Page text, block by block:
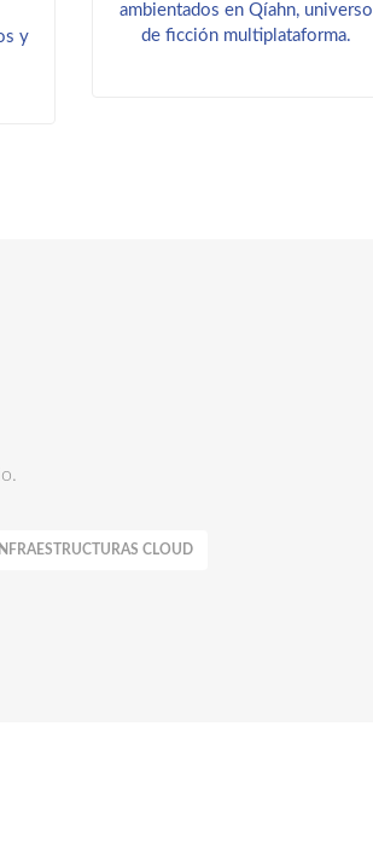
y
ambientados en Qíahn, universo
de ficción multiplataforma.
INFRAESTRUCTURAS CLOUD